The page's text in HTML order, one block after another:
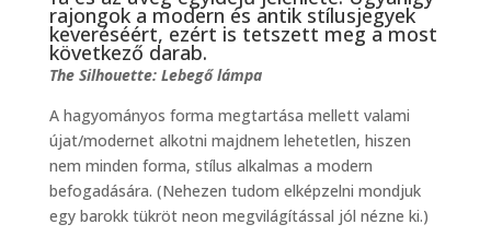
rajongok a modern és antik stílusjegyek
keveréséért, ezért is tetszett meg a most
következő darab.
The Silhouette: Lebegő lámpa
A hagyományos forma megtartása mellett valami
újat/modernet alkotni majdnem lehetetlen, hiszen
nem minden forma, stílus alkalmas a modern
befogadására. (Nehezen tudom elképzelni mondjuk
egy barokk tükröt neon megvilágítással jól nézne ki.)